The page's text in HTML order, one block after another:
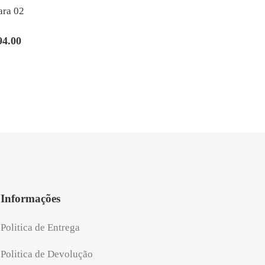
02
O
Informações
Politica de Entrega
Politica de Devolução